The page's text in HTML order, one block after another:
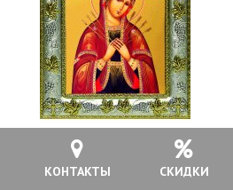
КОНТАКТЫ СКИДКИ
Икона Божьей Матери
серебряном окладе,